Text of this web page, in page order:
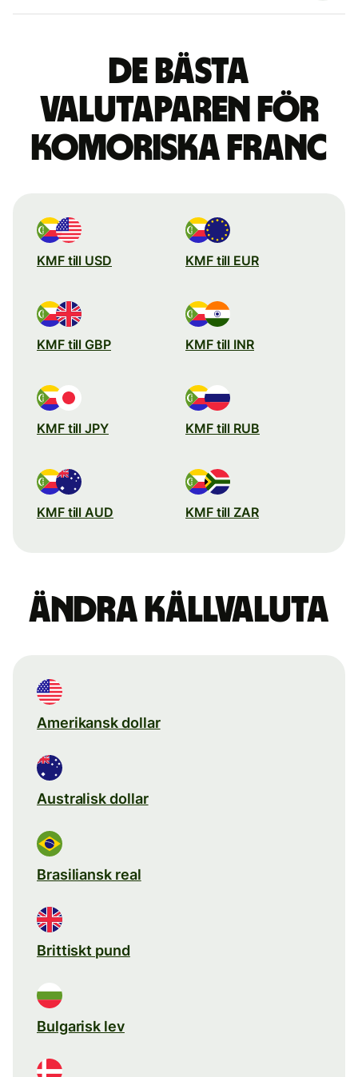
De bästa
valutaparen för
komoriska franc
KMF till USD KMF till EUR
KMF till GBP KMF till INR
KMF till JPY KMF till RUB
KMF till AUD KMF till ZAR
Ändra källvaluta
Amerikansk dollar
Australisk dollar
Brasiliansk real
Brittiskt pund
Bulgarisk lev